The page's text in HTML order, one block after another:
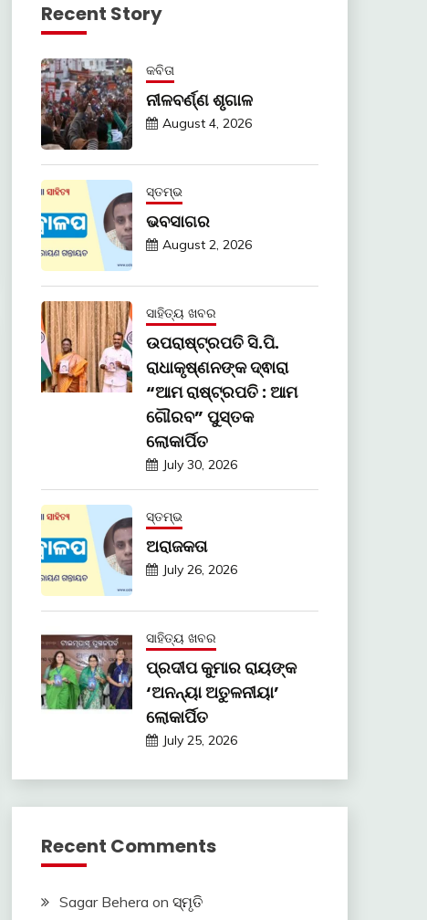
Recent Story
କବିତା
ନୀଳବର୍ଣ୍ଣ ଶୃଗାଳ
August 4, 2026
ସ୍ତମ୍ଭ
ଭବସାଗର
August 2, 2026
ସାହିତ୍ୟ ଖବର
ଉପରାଷ୍ଟ୍ରପତି ସି.ପି.
ରାଧାକୃଷ୍ଣନଙ୍କ ଦ୍ଵାରା
“ଆମ ରାଷ୍ଟ୍ରପତି : ଆମ
ଗୌରବ” ପୁସ୍ତକ
ଲୋକାର୍ପିତ
July 30, 2026
ସ୍ତମ୍ଭ
ଅରାଜକତା
July 26, 2026
ସାହିତ୍ୟ ଖବର
ପ୍ରଦୀପ କୁମାର ରାୟଙ୍କ
‘ଅନନ୍ୟା ଅତୁଳନୀୟା’
ଲୋକାର୍ପିତ
July 25, 2026
Recent Comments
Sagar Behera on ସ୍ମୃତି